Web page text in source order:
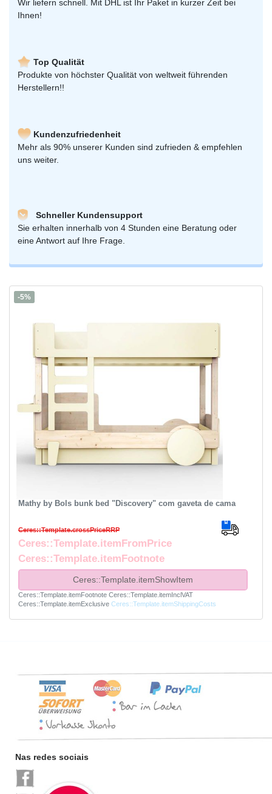
Wir liefern schnell. Mit DHL ist Ihr Paket in kurzer Zeit bei
Ihnen!
Top Qualität
Produkte von höchster Qualität von weltweit führenden
Herstellern!!
Kundenzufriedenheit
Mehr als 90% unserer Kunden sind zufrieden & empfehlen
uns weiter.
Schneller Kundensupport
Sie erhalten innerhalb von 4 Stunden eine Beratung oder
eine Antwort auf Ihre Frage.
-5%
Mathy by Bols bunk bed "Discovery" com gaveta de cama
Ceres::Template.crossPriceRRP
Ceres::Template.itemFromPrice
Ceres::Template.itemFootnote
Ceres::Template.itemShowItem
Ceres::Template.itemFootnote Ceres::Template.itemInclVAT
Ceres::Template.itemExclusive Ceres::Template.itemShippingCosts
Nas redes sociais